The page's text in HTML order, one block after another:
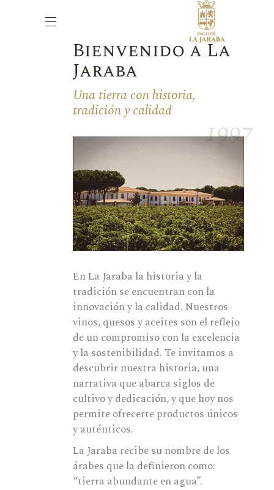
Bienvenido a La
Jaraba
Una tierra con historia,
tradición y calidad
1997
En La Jaraba la historia y la
tradición se encuentran con la
innovación y la calidad. Nuestros
vinos, quesos y aceites son el reflejo
de un compromiso con la excelencia
y la sostenibilidad. Te invitamos a
descubrir nuestra historia, una
narrativa que abarca siglos de
cultivo y dedicación, y que hoy nos
permite ofrecerte productos únicos
y auténticos.
La Jaraba recibe su nombre de los
árabes que la definieron como:
“tierra abundante en agua”.